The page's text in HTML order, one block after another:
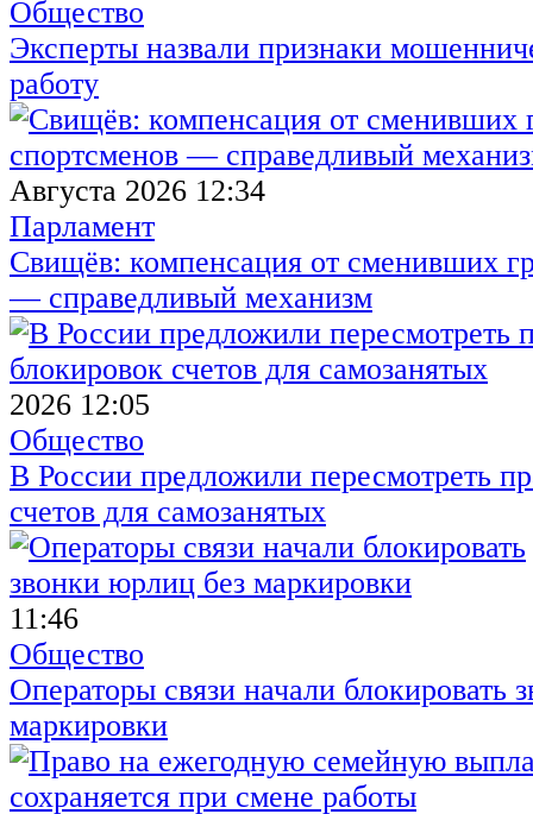
Общество
Эксперты назвали признаки
работу
Августа 2026 12:34
Парламент
Свищёв: компенсация от сменивших
— справедливый механизм
2026 12:05
Общество
В России предложили пересмотреть
счетов для самозанятых
11:46
Общество
Операторы связи начали блокировать
маркировки